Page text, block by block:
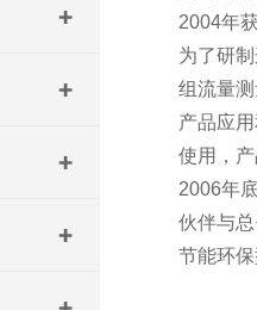
2004年
为了研
组流量
产品应
使用，
2006年
伙伴与
节能环